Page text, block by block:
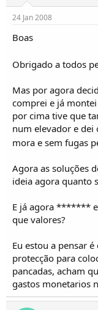
24 Jan 2008
Boas
Obrigado a todos
Mas por agora
comprei e já
por cima tive que
num elevador e dei
mora e sem fugas
Agora as soluções
ideia agora quanto
E já agora *******
que valores?
Eu estou a pensar
protecção para
pancadas, acham
gastos monetarios